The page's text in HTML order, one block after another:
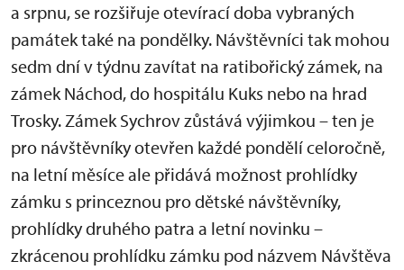
a srpnu, se rozšiřuje otevírací doba vybraných
památek také na pondělky. Návštěvníci tak mohou
sedm dní v týdnu zavítat na ratibořický zámek, na
zámek Náchod, do hospitálu Kuks nebo na hrad
Trosky. Zámek Sychrov zůstává výjimkou – ten je
pro návštěvníky otevřen každé pondělí celoročně,
na letní měsíce ale přidává možnost prohlídky
zámku s princeznou pro dětské návštěvníky,
prohlídky druhého patra a letní novinku –
zkrácenou prohlídku zámku pod názvem Návštěva